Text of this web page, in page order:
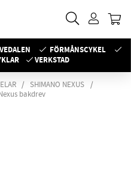
FÖRMÅNSCYKEL
VERKSTAD
SHIMANO NEXUS
bakdrev